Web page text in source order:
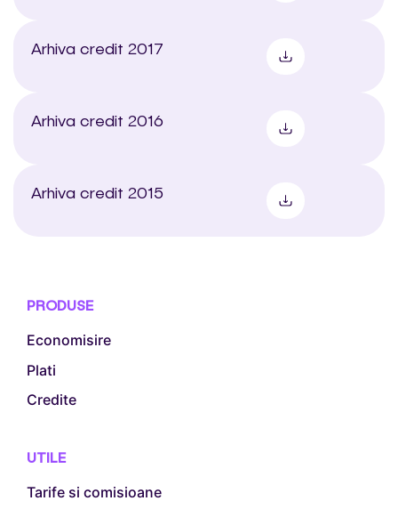
Arhiva credit 2017
Arhiva credit 2016
Arhiva credit 2015
PRODUSE
Economisire
Plati
Credite
UTILE
Tarife si comisioane